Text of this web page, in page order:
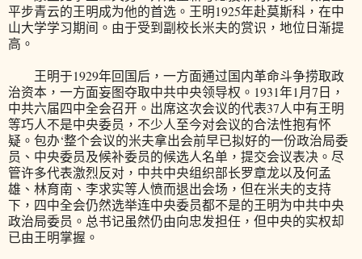
平步青云的王明成为他的首选。王明1925年赴莫斯科，在中
山大学学习期间。由于受到副校长米夫的赏识，地位日渐提
高。
王明于1929年回国后，一方面通过国内革命斗争捞取政
治资本，一方面妄图夺取中共中央领导权。1931年1月7日，
中共六届四中全会召开。出席这次会议的代表37人中有王明
等巧人不是中央委员，不少人至今对会议的合法性抱有怀
疑。包办‘整个会议的米夫拿出会前早已拟好的一份政治局委
员、中央委员及候补委员的候选人名单，提交会议表决。尽
管许多代表激烈反对，中共中央组织部长罗章龙以及何孟
雄、林育南、李求实等人愤而退出会场，但在米夫的支持
下，四中全会仍然选举连中央委员都不是的王明为中共中央
政治局委员。总书记虽然仍由向忠发担任，但中央的实权却
已由王明掌握。